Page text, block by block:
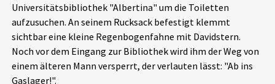
Schlaglichter
Phänomene
Universitätsbibliothek "Albertina" um die Toiletten
aufzusuchen. An seinem Rucksack befestigt klemmt
sichtbar eine kleine Regenbogenfahne mit Davidstern.
Noch vor dem Eingang zur Bibliothek wird ihm der Weg von
einem älteren Mann versperrt, der verlauten lässt: "Ab ins
Gaslager!".